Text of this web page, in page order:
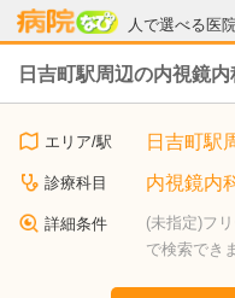
人で選べる医
病院なび
日吉町駅周辺の内視鏡
エリア/駅 日吉町駅
診療科目 内視鏡内
詳細条件
(未指定)フ
で検索でき